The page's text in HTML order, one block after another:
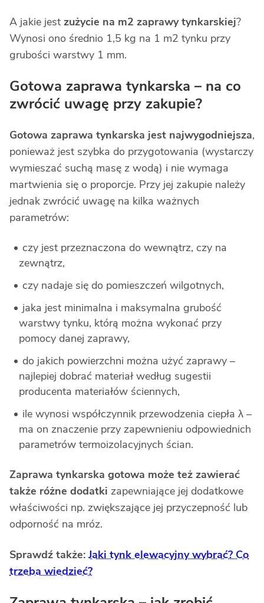
A jakie jest zużycie na m2 zaprawy tynkarskiej?
Wynosi ono średnio 1,5 kg na 1 m2 tynku przy
grubości warstwy 1 mm.
Gotowa zaprawa tynkarska – na co
zwrócić uwagę przy zakupie?
Gotowa zaprawa tynkarska jest najwygodniejsza,
ponieważ jest szybka do przygotowania (wystarczy
wymieszać suchą masę z wodą) i nie wymaga
martwienia się o proporcje. Przy jej zakupie należy
jednak zwrócić uwagę na kilka ważnych
parametrów:
czy jest przeznaczona do wewnątrz, czy na
zewnątrz,
czy nadaje się do pomieszczeń wilgotnych,
jaka jest minimalna i maksymalna grubość
warstwy tynku, którą można wykonać przy
pomocy danej zaprawy,
do jakich powierzchni można użyć zaprawy –
najlepiej dobrać materiał według sugestii
producenta materiałów ściennych,
ile wynosi współczynnik przewodzenia ciepła λ –
ma on znaczenie przy zapewnieniu odpowiednich
parametrów termoizolacyjnych ścian.
Zaprawa tynkarska gotowa może też zawierać
także różne dodatki zapewniające jej dodatkowe
właściwości np. zwiększające jej przyczepność lub
odporność na mróz.
Sprawdź także: Jaki tynk elewacyjny wybrać? Co
trzeba wiedzieć?